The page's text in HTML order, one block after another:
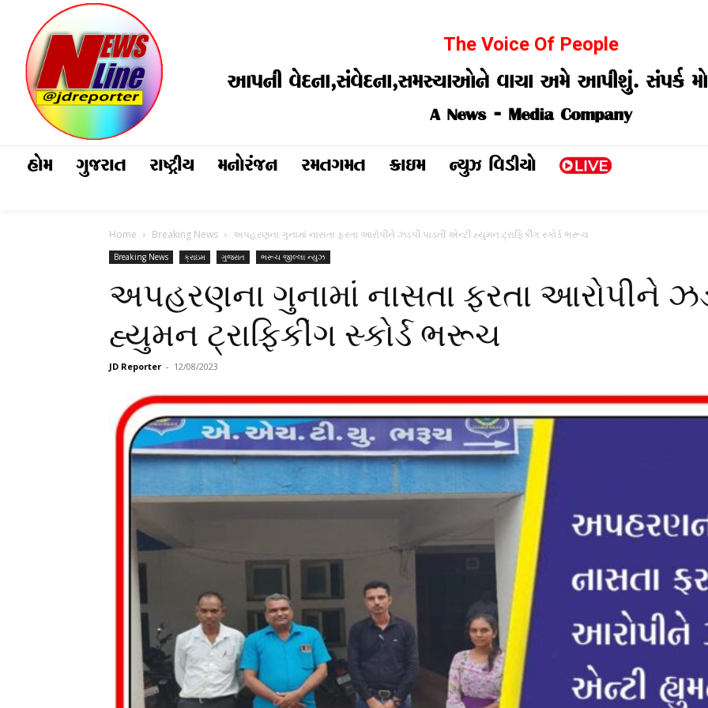
The Voice Of People
આપની વેદના,સંવેદના,સમસ્યાઓને વાચા અમે આપીશું. સંપર્ક
A News - Media Company
હોમ ગુજરાત રાષ્ટ્રીય મનોરંજન રમતગમત ક્રાઇમ ન્યુઝ વિડીયો
Home Breaking News અપહરણના ગુનામાં નાસતા ફરતા આરોપીને ઝડપી પાડતી એન્ટી હ્યુમન ટ્રાફિકીંગ સ્કોર્ડ ભરૂચ
Breaking News ક્રાઇમ ગુજરાત ભરૂચ જીલ્લા ન્યુઝ
અપહરણના ગુનામાં નાસતા ફરતા આરોપીને
હ્યુમન ટ્રાફિકીંગ સ્કોર્ડ ભરૂચ
JD Reporter - 12/08/2023